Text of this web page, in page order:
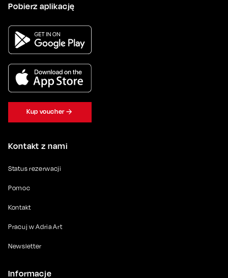
Kontakt z nami
Status rezerwacji
Pomoc
Kontakt
Pracuj w Adria Art
Newsletter
Informacje
Pobierz aplikację
Kup voucher